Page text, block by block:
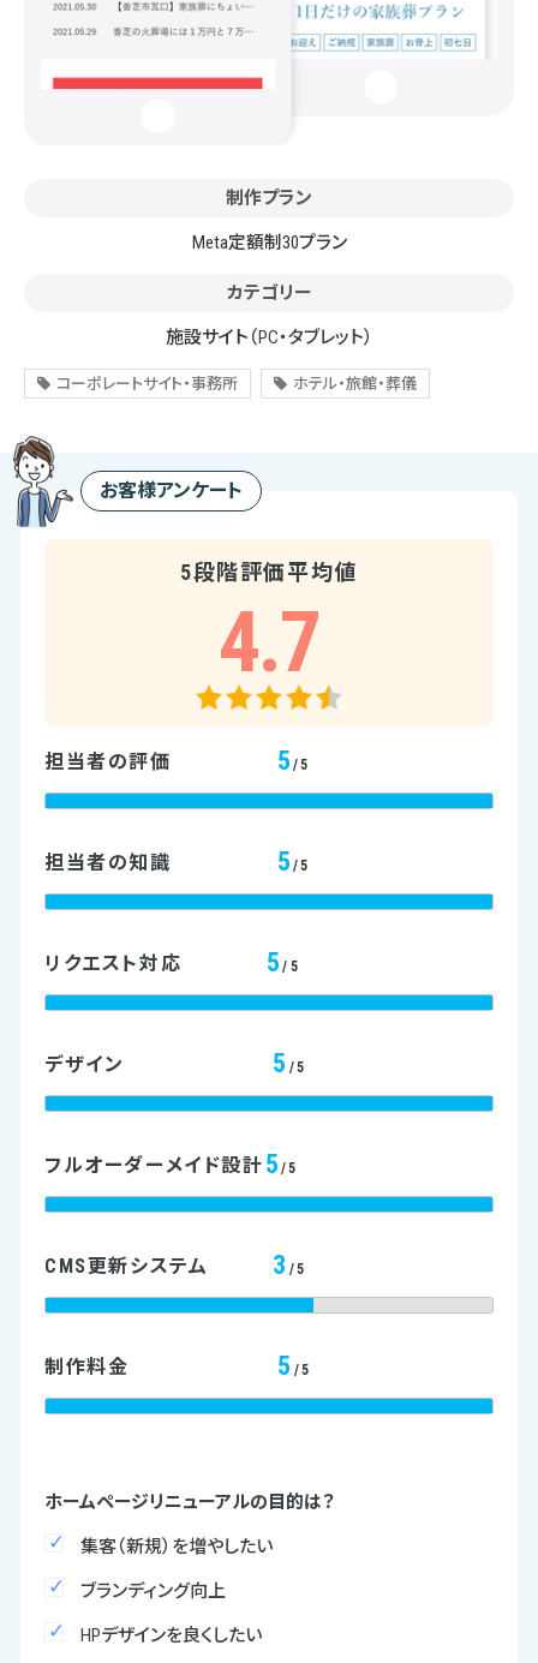
制作プラン
Meta定額制30プラン
カテゴリー
施設サイト （PC・タブレット）
コーポレートサイト・事務所 ホテル・旅館・葬儀
お客様アンケート
5段階評価平均値
4.7
担当者の評価 5 /5
担当者の知識 5 /5
リクエスト対応 5/5
デザイン 5 /5
フルオーダーメイド設計 5 /5
CMS更新システム 3 /5
制作料金 5 /5
ホームページリニューアルの目的は？
集客（新規）を増やしたい
ブランディング向上
HPデザインを良くしたい